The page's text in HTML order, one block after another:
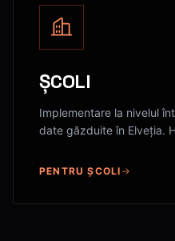
ȘCOLI
Implementare la nivelul
date găzduite în Elveția.
PENTRU ȘCOLI